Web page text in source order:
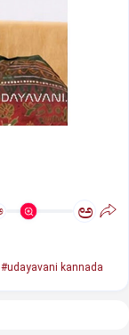
ಅ
#udayavani kannada